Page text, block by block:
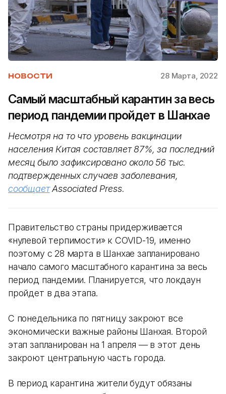
НОВОСТИ 28 Марта, 2022
Самый масштабный карантин за весь
период пандемии пройдет в Шанхае
Несмотря на то что уровень вакцинации
населения Китая составляет 87%, за последний
месяц было зафиксировано около 56 тыс.
подтвержденных случаев заболевания,
сообщаетAssociated Press.
Правительство страны придерживается
«нулевой терпимости» к COVID-19, именно
поэтому с 28 марта в Шанхае запланировано
начало самого масштабного карантина за весь
период пандемии. Планируется, что локдаун
пройдет в два этапа.
С понедельника по пятницу закроют все
экономически важные районы Шанхая. Второй
этап запланирован на 1 апреля — в этот день
закроют центральную часть города.
В период карантина жители будут обязаны